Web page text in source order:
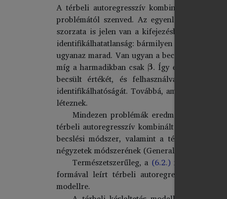
A térbeli autoregresszív kombinált modell
problémától szenved. Az egyenlet jobb
szorzata is jelen van a kifejezésben. Tovább
identifikálhatatlanság: bármilyen becslés
ugyanaz marad. Van ugyan a becsléshez
míg a harmadikban csak
. Így elvben
becsült értékét, és felhasználva ezt
identifikálhatóságát. Továbbá, amennyiben
léteznek.
Mindezen problémák eredményeként a
térbeli autoregresszív kombinált modell
becslési módszer, valamint a térbeli
négyzetek módszerének (Generalized Spatial
Természetszerűleg, a (6.2.) modell a
formával leírt térbeli autoregresszív
modellre.